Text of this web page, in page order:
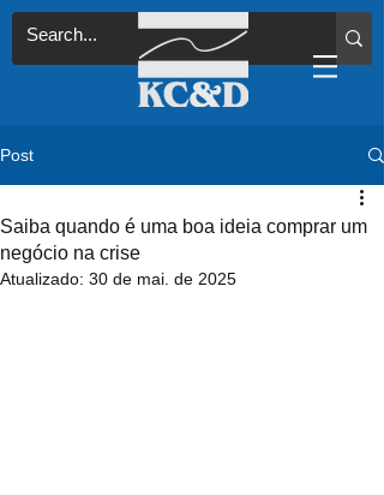
Post
Saiba quando é uma boa ideia comprar um
negócio na crise
Atualizado: 30 de mai. de 2025